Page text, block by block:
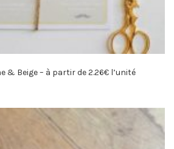
& Beige – à partir de 2.26€ l’unité